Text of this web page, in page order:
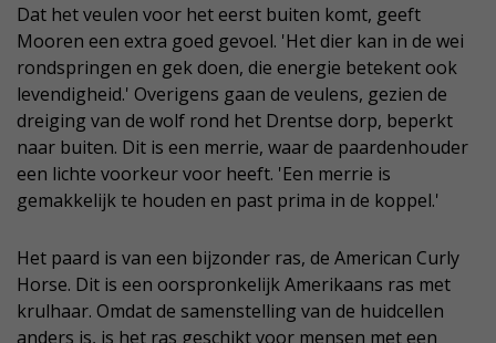
Dat het veulen voor het eerst buiten komt, geeft
Mooren een extra goed gevoel. 'Het dier kan in de wei
rondspringen en gek doen, die energie betekent ook
levendigheid.' Overigens gaan de veulens, gezien de
dreiging van de wolf rond het Drentse dorp, beperkt
naar buiten. Dit is een merrie, waar de paardenhouder
een lichte voorkeur voor heeft. 'Een merrie is
gemakkelijk te houden en past prima in de koppel.'
Het paard is van een bijzonder ras, de American Curly
Horse. Dit is een oorspronkelijk Amerikaans ras met
krulhaar. Omdat de samenstelling van de huidcellen
anders is, is het ras geschikt voor mensen met een